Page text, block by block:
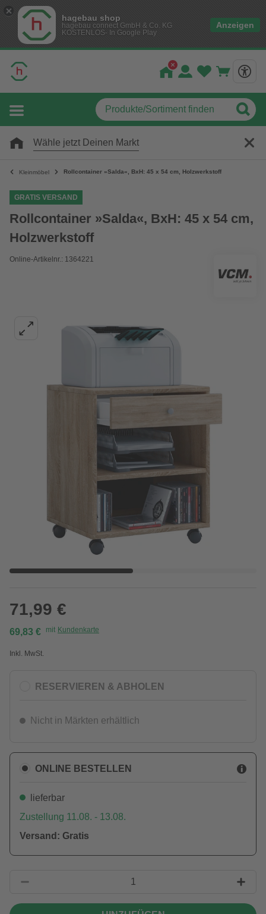
hagebau shop
hagebau connect GmbH & Co. KG
KOSTENLOS- In Google Play
Anzeigen
Wähle jetzt Deinen Markt
Kleinmöbel Rollcontainer »Salda«, BxH: 45 x 54 cm, Holzwerkstoff
GRATIS VERSAND
Rollcontainer »Salda«, BxH: 45 x 54 cm,
Holzwerkstoff
Online-Artikelnr.: 1364221
71,99 €
69,83 € mit Kundenkarte
Inkl. MwSt.
RESERVIEREN & ABHOLEN
Nicht in Märkten erhältlich
ONLINE BESTELLEN
lieferbar
Zustellung 11.08. - 13.08.
Versand: Gratis